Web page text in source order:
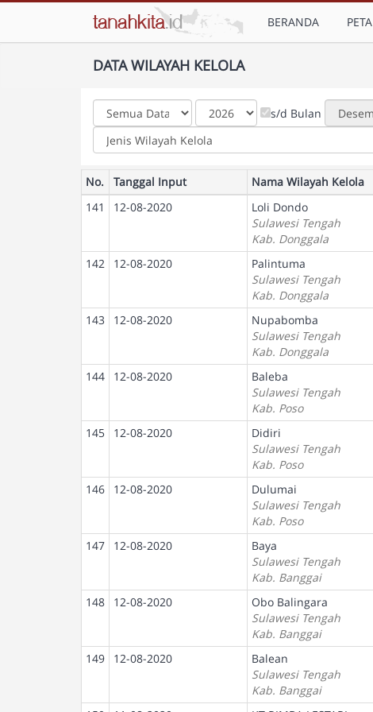
BERANDA PETA
DATA WILAYAH KELOLA
s/d Bulan
No. Tanggal Input Nama Wilayah Kelola
141
12-08-2020
Loli Dondo
Sulawesi Tengah
Kab. Donggala
142 12-08-2020
Palintuma
Sulawesi Tengah
Kab. Donggala
143 12-08-2020
Nupabomba
Sulawesi Tengah
Kab. Donggala
144 12-08-2020
Baleba
Sulawesi Tengah
Kab. Poso
145 12-08-2020
Didiri
Sulawesi Tengah
Kab. Poso
146 12-08-2020
Dulumai
Sulawesi Tengah
Kab. Poso
147 12-08-2020
Baya
Sulawesi Tengah
Kab. Banggai
148 12-08-2020
Obo Balingara
Sulawesi Tengah
Kab. Banggai
149 12-08-2020
Balean
Sulawesi Tengah
Kab. Banggai